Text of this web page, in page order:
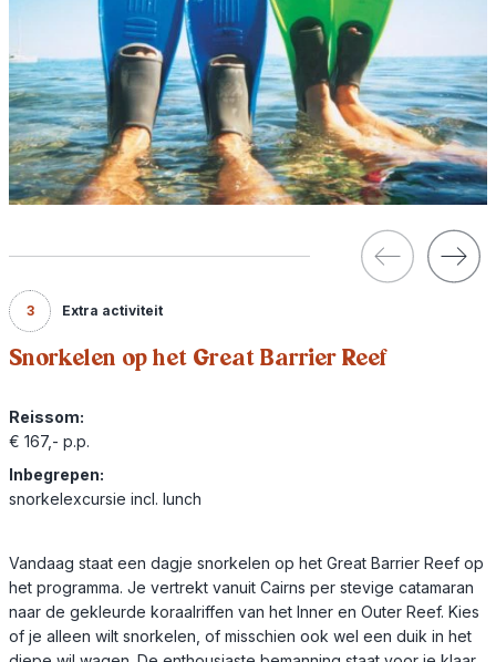
3 Extra activiteit
Snorkelen op het Great Barrier Reef
Reissom:
€ 167,- p.p.
Inbegrepen:
snorkelexcursie incl. lunch
Vandaag staat een dagje snorkelen op het Great Barrier Reef op
het programma. Je vertrekt vanuit Cairns per stevige catamaran
naar de gekleurde koraalriffen van het Inner en Outer Reef. Kies
of je alleen wilt snorkelen, of misschien ook wel een duik in het